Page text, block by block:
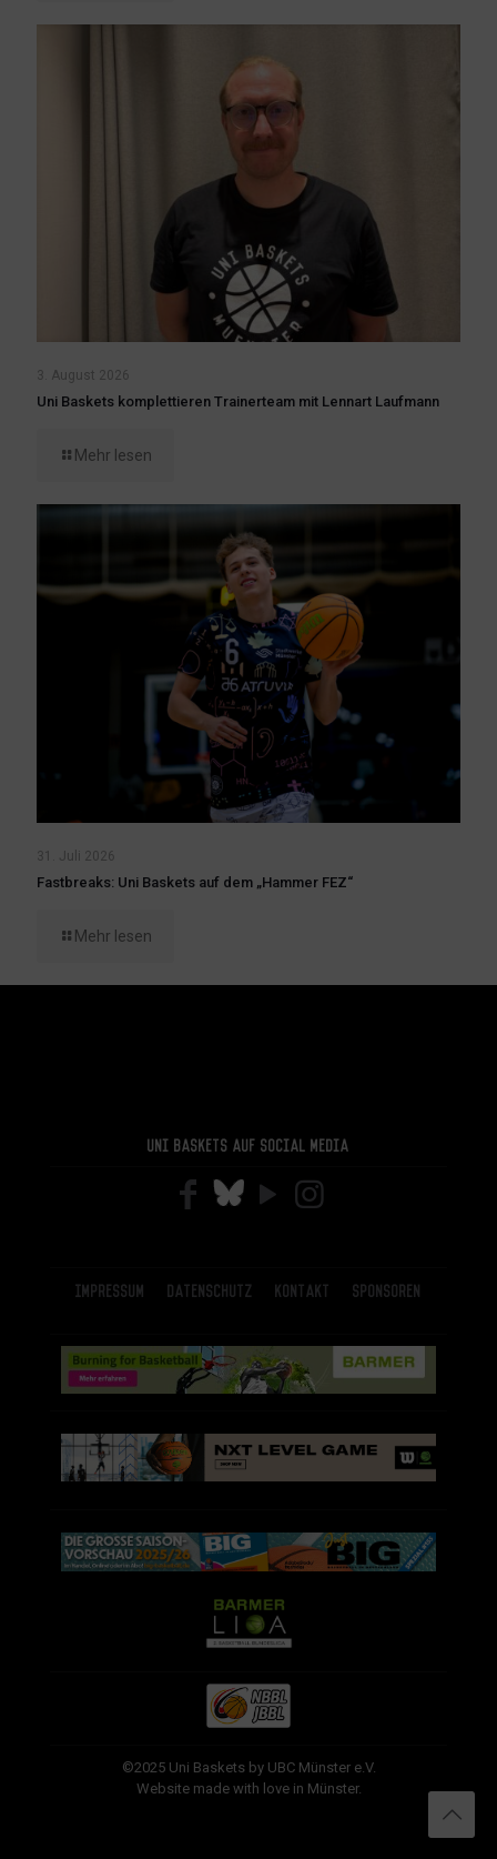
3. August 2026
Uni Baskets komplettieren Trainerteam mit Lennart Laufmann
Mehr lesen
31. Juli 2026
Fastbreaks: Uni Baskets auf dem „Hammer FEZ“
Mehr lesen
Uni Baskets auf Social Media
Impressum Datenschutz Kontakt Sponsoren
©2025 Uni Baskets by UBC Münster e.V.
Website made with love in Münster.